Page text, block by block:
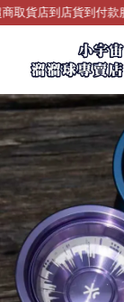
取貨店到店貨到付款
您的